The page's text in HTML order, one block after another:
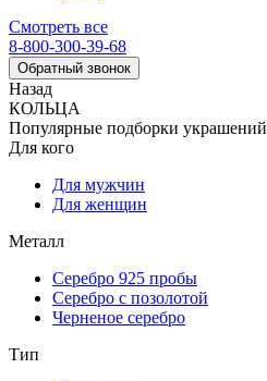
Смотреть все
8-800-300-39-68
Обратный звонок
Назад
КОЛЬЦА
Популярные подборки украшений
Для кого
Для мужчин
Для женщин
Металл
Серебро 925 пробы
Серебро с позолотой
Черненое серебро
Тип